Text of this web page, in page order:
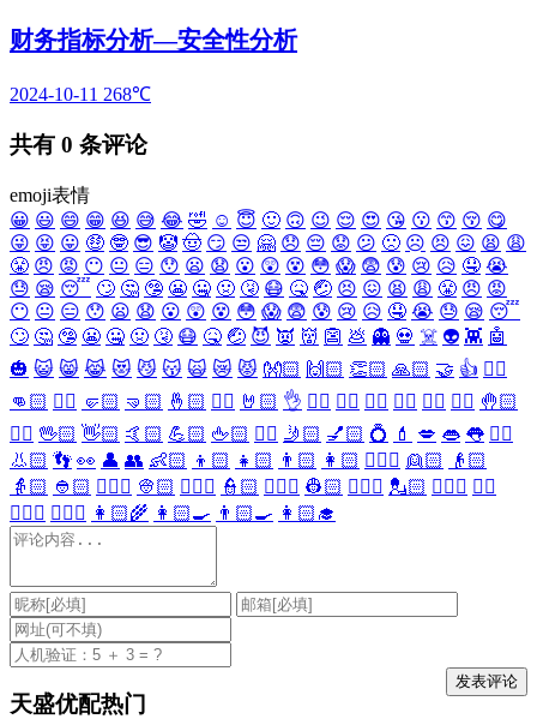
财务指标分析—安全性分析
2024-10-11 268℃
共有 0 条评论
emoji表情
😀 😃 😄 😁 😆 😅 😂 🤣 ☺️ 😇 🙂 🙃 😉 😌 😍 😘 😗 😙 😚 😋
😜 😝 😛 🤑 🤓 😎 🤡 🤠 😏 😒 🤗 😞 😔 😟 😕 🙁 ☹️ 😣 😖 😫 😩
😤 😠 😡 😶 😐 😑 😯 😦 😧 😮 😲 😵 😳 😱 😨 😰 😢 😥 🤤 😭
😓 😪 😴 🙄 🤔 🤥 😬 🤐 🤢 🤧 😷 🤒 🤕 😣 😖 😫 😩 😤 😠 😡
😶 😐 😑 😯 😦 😧 😮 😲 😵 😳 😱 😨 😰 😢 😥 🤤 😭 😓 😪 😴
🙄 🤔 🤥 😬 🤐 🤢 🤧 😷 🤒 🤕 😈 👿 👹 👺 💩 👻 💀 ☠️ 👽 👾 🤖
🎃 😺 😸 😹 😻 😼 😽 🙀 😿 😾 👐🏻 🙌🏻 👏🏻 🙏🏻 🤝 👍 👎🏻
👊🏻 ✊🏻 🤛🏻 🤜🏻 🤞🏻 ✌🏻 🤘🏻 👌 👈🏻 👉🏻 👆🏻 👇🏻 ☝🏻 ✋🏻 🤚🏻
🖐🏻 🖖🏻 👋🏻 🤙🏻 💪🏻 🖕🏻 ✍🏻 🤳🏻 💅🏻 💍 💄 💋 👄 👅 👂🏻
👃🏻 👣 👀 👤 👥 👶🏻 👦🏻 👧🏻 👨🏻 👩🏻 👱🏻‍♀️ 👱🏻
👴🏻
👵🏻 👲🏻 👳🏻‍♀️ 👳🏻 👮🏻‍♀️ 👮🏻 👷🏻‍♀️ 👷🏻 💂🏻‍♀️ 💂🏻 🕵🏻‍♀️ 🕵🏻
👩🏻‍⚕️ 👨🏻‍⚕️ 👩🏻‍🌾 👩🏻‍🍳 👨🏻‍🍳 👩🏻‍🎓
天盛优配热门